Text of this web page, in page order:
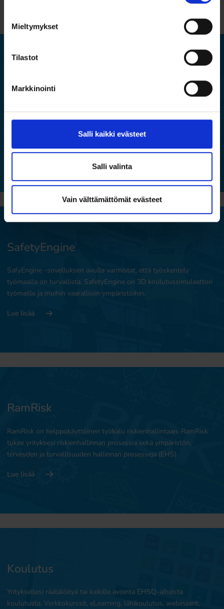
Mieltymykset
Tilastot
Markkinointi
Salli kaikki evästeet
Salli valinta
Vain välttämättömät evästeet
vaatimustenmukaisuuden seuraamiseen ja vastuullisemman
liiketoiminnan kehittämiseen. Palvelun avulla tunnistat ja seuraat
yritystäsi koskevaa lainsäädäntöä ja siitä nousevia velvoitteita.
EHS Compass
SafetyEngine
SafyEngine -sovelluksen avulla varmistat, että työskentely
työmaalla on turvallista. SafetyEngine on 3D koulutussimulaattori
työmaille ja muihin vaarallisiin ympäristöihin.
Lue lisää
RamRisk
RamRisk on helppokäyttöinen työkalu riskienhallintaan. RamRisk
tukee yrityksesi riskienhallinnan prosessia sekä ympäristön,
terveyden ja turvallisuuden hallinnan prosesseja (EHS).
Lue lisää
Koulutus
Yrityksellesi räätälöityä tai kaikille avointa EHSQ-aiheista
koulutusta. Verkkokurssit, eLearning, lähikoulutus, webinaarit.